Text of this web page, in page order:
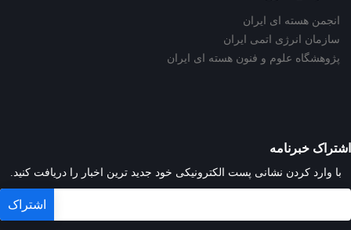
انجمن هسته ای ایران
سازمان انرژی اتمی ایران
پژوهشگاه علوم و فنون هسته ای ایران
اشتراک خبرنامه
با وارد کردن نشانی پست الکترونیکی خود جدید ترین اخبار را دریافت کنید.